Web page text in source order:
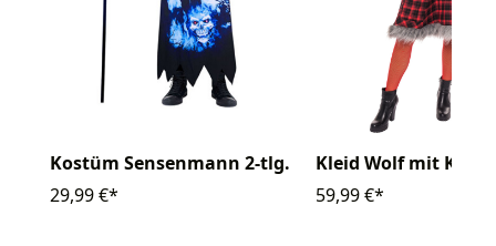
Kostüm Sensenmann 2-tlg.
29,99 €*
Kleid Wolf mit
59,99 €*